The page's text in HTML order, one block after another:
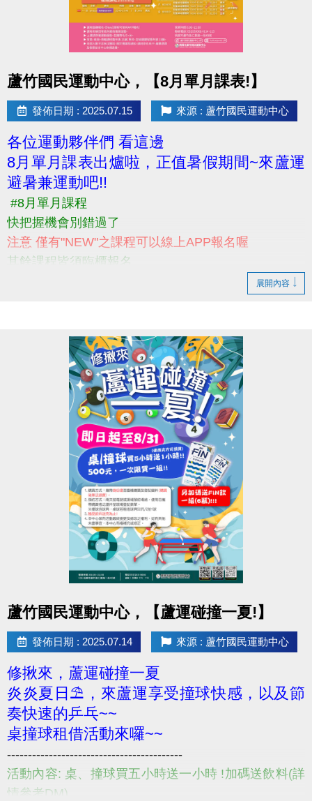
同一人報名 兩門以上 9折優惠
----------------------------------------------------------
課程報名相關問題請洽 (03)263-9066 #114、115課務
官網→http://www.lzsports.com.tw/
App→iOS : https://reurl.cc/MAxOk3
→Android : https://reurl.cc/MAxO1L
線上課表:
https://drive.google.com/file/d/
usp=sharing
蘆竹國民運動中心，【8月單月課表!】
發佈日期 : 2025.07.15 來源 : 蘆竹國民運動中心
各位運動夥伴們 看這邊
8月單月課表出爐啦，正值暑假期間~來蘆運
避暑兼運動吧!!
#8月單月課程
快把握機會別錯過了
注意 僅有"NEW"之課程可以線上APP報名喔
其餘課程皆須臨櫃報名
展開內容
蘆竹國民運動中心，【蘆運碰撞一夏!】
發佈日期 : 2025.07.14 來源 : 蘆竹國民運動中心
修揪來，蘆運碰撞一夏
炎炎夏日⛱，來蘆運享受撞球快感，以及節
奏快速的乒乓~~
桌撞球租借活動來囉~~
------------------------------------------
活動內容: 桌、撞球買五小時送一小時 !加碼送飲料(詳
情參考DM)